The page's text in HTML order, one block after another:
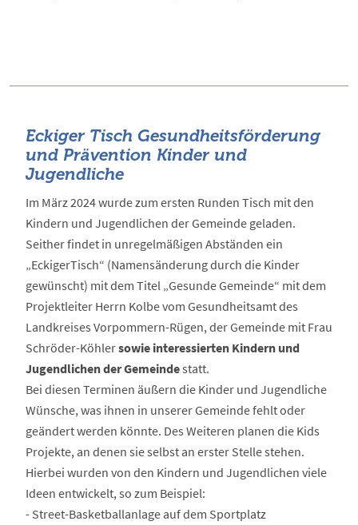
Eckiger Tisch Gesundheitsförderung
und Prävention Kinder und
Jugendliche
Im März 2024 wurde zum ersten Runden Tisch mit den
Kindern und Jugendlichen der Gemeinde geladen.
Seither findet in unregelmäßigen Abständen ein
„EckigerTisch“ (Namensänderung durch die Kinder
gewünscht) mit dem Titel „Gesunde Gemeinde“ mit dem
Projektleiter Herrn Kolbe vom Gesundheitsamt des
Landkreises Vorpommern-Rügen, der Gemeinde mit Frau
Schröder-Köhlersowie interessierten Kindern und
Jugendlichen der Gemeindestatt.
Bei diesen Terminen äußern die Kinder und Jugendliche
Wünsche, was ihnen in unserer Gemeinde fehlt oder
geändert werden könnte. Des Weiteren planen die Kids
Projekte, an denen sie selbst an erster Stelle stehen.
Hierbei wurden von den Kindern und Jugendlichen viele
Ideen entwickelt, so zum Beispiel:
- Street-Basketballanlage auf dem Sportplatz